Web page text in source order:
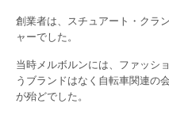
創業者は、スチュアート・クラ
ャーでした。
当時メルボルンには、ファッシ
うブランドはなく自転車関連の
が殆どでした。